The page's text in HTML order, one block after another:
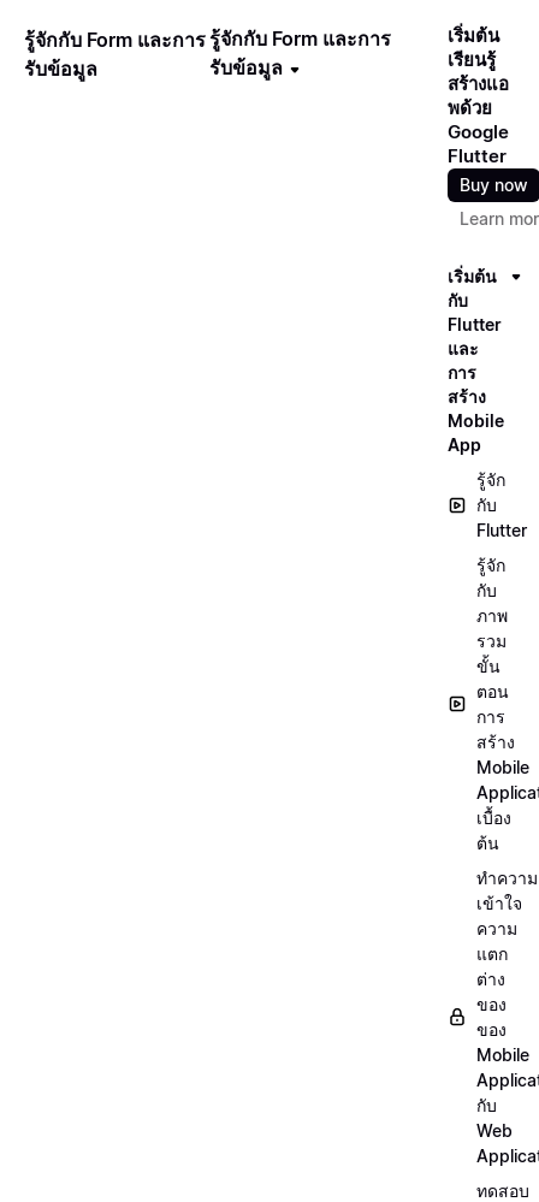
รู้จักกับ Form และการ
รับข้อมูล
รู้จักกับ Form และการ
รับข้อมูล
เริ่มต้น
เรียนรู้
สร้างแอ
พด้วย
Google
Flutter
Buy now
Learn
เริ่มต้น
กับ
Flutter
และ
การ
สร้าง
Mobile
App
รู้จัก
กับ
Flutter
รู้จัก
กับ
ภาพ
รวม
ขั้น
ตอน
การ
สร้าง
Mobile
เบื้อง
ต้น
ทำความ
เข้าใจ
ความ
แตก
ต่าง
ของ
ของ
Mobile
กับ
Web
ทดสอบ